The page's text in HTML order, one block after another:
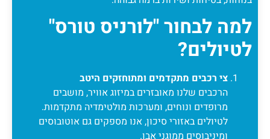
למה לבחור "לורניס טורס"
לטיולים?
צי רכבים מתקדמים ומתוחזקים היטב
הרכבים שלנו מאובזרים במיזוג אוויר, מושבים
מרופדים ונוחים, ומערכות מולטימדיה מתקדמות.
לטיולים באזורי סיכון, אנו מספקים גם אוטובוסים
ומיניבוסים ממוגני אבן.